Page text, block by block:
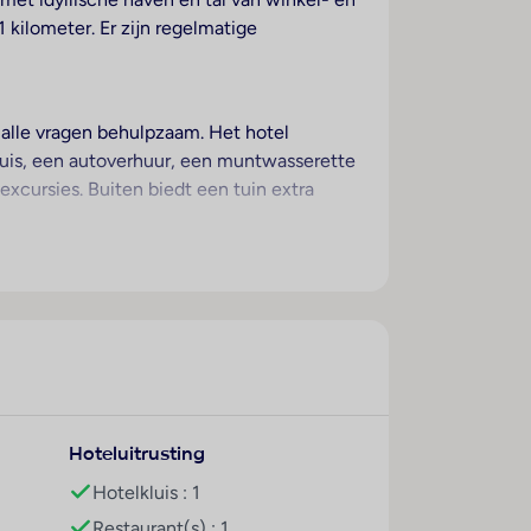
kilometer. Er zijn regelmatige
vragen behulpzaam. Het hotel
een autoverhuur, een muntwasserette
Buiten biedt een tuin extra
hotel beschikt over 99 niet-
ter beschikking. Het
Hoteluitrusting
Hotelkluis : 1